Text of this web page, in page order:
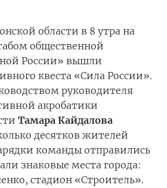
области в 8 утра на
общественной
России» вышли
квеста «Сила России».
руководителя
акробатики
Тамара Кайдалова
десятков жителей
команды отправились
знаковые места города:
стадион «Строитель».